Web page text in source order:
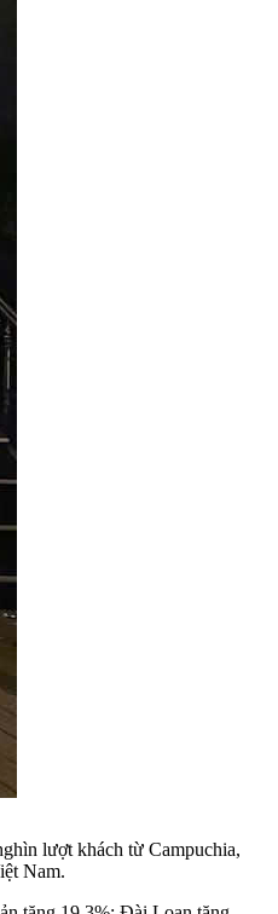
lượt khách từ Campuchia,
Nam.